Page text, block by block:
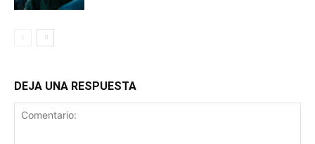
DEJA UNA RESPUESTA